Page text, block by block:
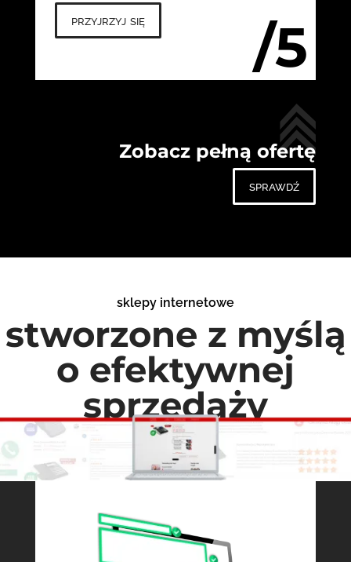
/5
przyjrzyj się
Zobacz pełną ofertę
sprawdź
sklepy internetowe
stworzone z myślą
o efektywnej
sprzedaży